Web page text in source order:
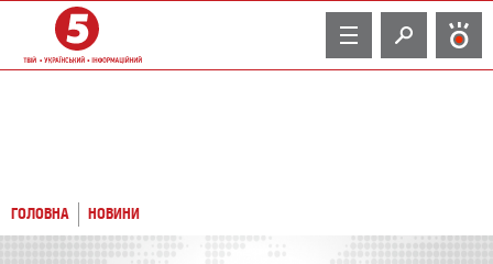
TV
ГОЛОВНА НОВИНИ